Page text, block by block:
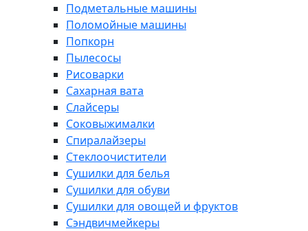
Подметальные машины
Поломойные машины
Попкорн
Пылесосы
Рисоварки
Сахарная вата
Слайсеры
Соковыжималки
Спиралайзеры
Стеклоочистители
Сушилки для белья
Сушилки для обуви
Сушилки для овощей и фруктов
Сэндвичмейкеры